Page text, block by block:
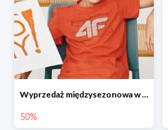
Wyprzedaż międzysezonowa w 4F do -50%
50%